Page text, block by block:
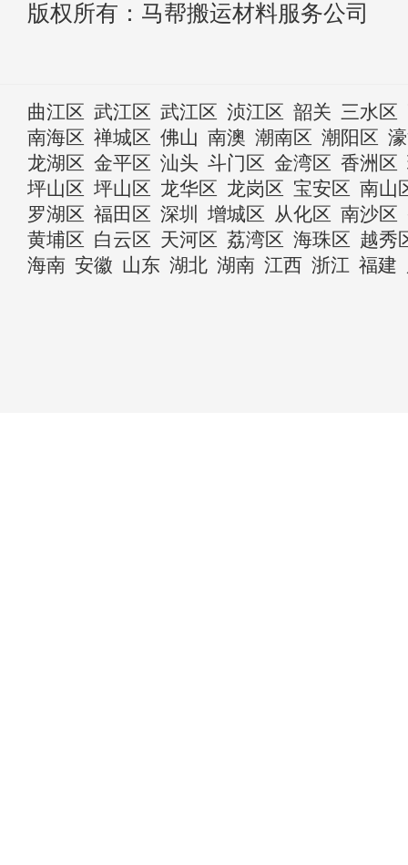
版权所有：马帮搬运材料服务公司
曲江区 武江区 武江区 浈江区 韶关 三水区
南海区 禅城区 佛山 南澳 潮南区 潮阳区
龙湖区 金平区 汕头 斗门区 金湾区 香洲区
坪山区 坪山区 龙华区 龙岗区 宝安区 南山
罗湖区 福田区 深圳 增城区 从化区 南沙区
黄埔区 白云区 天河区 荔湾区 海珠区 越秀
海南 安徽 山东 湖北 湖南 江西 浙江 福建